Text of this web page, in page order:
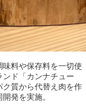
味料や保存料を一切使
ンド「カンナチュー
ク質から代替え肉を作
発を実施。